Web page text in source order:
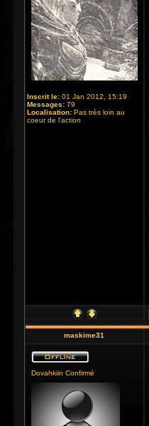
Inscrit le: 01 Jan 2012, 15:19
Messages: 79
Localisation: Pas très loin au
coeur de l'action
maskime31
Dovahkiin Confirmé